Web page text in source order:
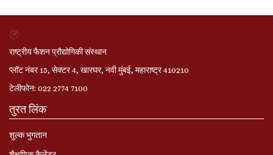
राष्ट्रीय फैशन प्रौद्योगिकी संस्थान
प्लॉट नंबर 15, सेक्टर 4, खारघर, नवी मुंबई, महाराष्ट्र 410210
टेलीफोन: 022 2774 7100
तुरत लिंक
शुल्क भुगतान